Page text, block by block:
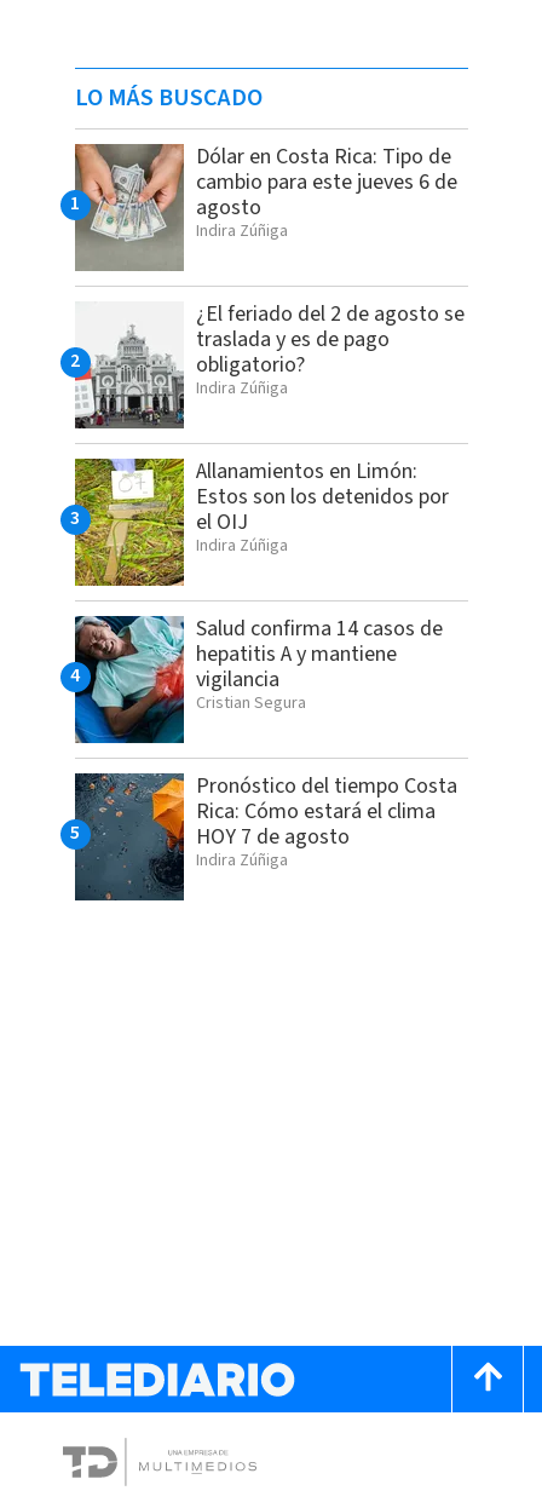
LO MÁS BUSCADO
Dólar en Costa Rica: Tipo de
cambio para este jueves 6 de
agosto
Indira Zúñiga
¿El feriado del 2 de agosto se
traslada y es de pago
obligatorio?
Indira Zúñiga
Allanamientos en Limón:
Estos son los detenidos por
el OIJ
Indira Zúñiga
Salud confirma 14 casos de
hepatitis A y mantiene
vigilancia
Cristian Segura
Pronóstico del tiempo Costa
Rica: Cómo estará el clima
HOY 7 de agosto
Indira Zúñiga